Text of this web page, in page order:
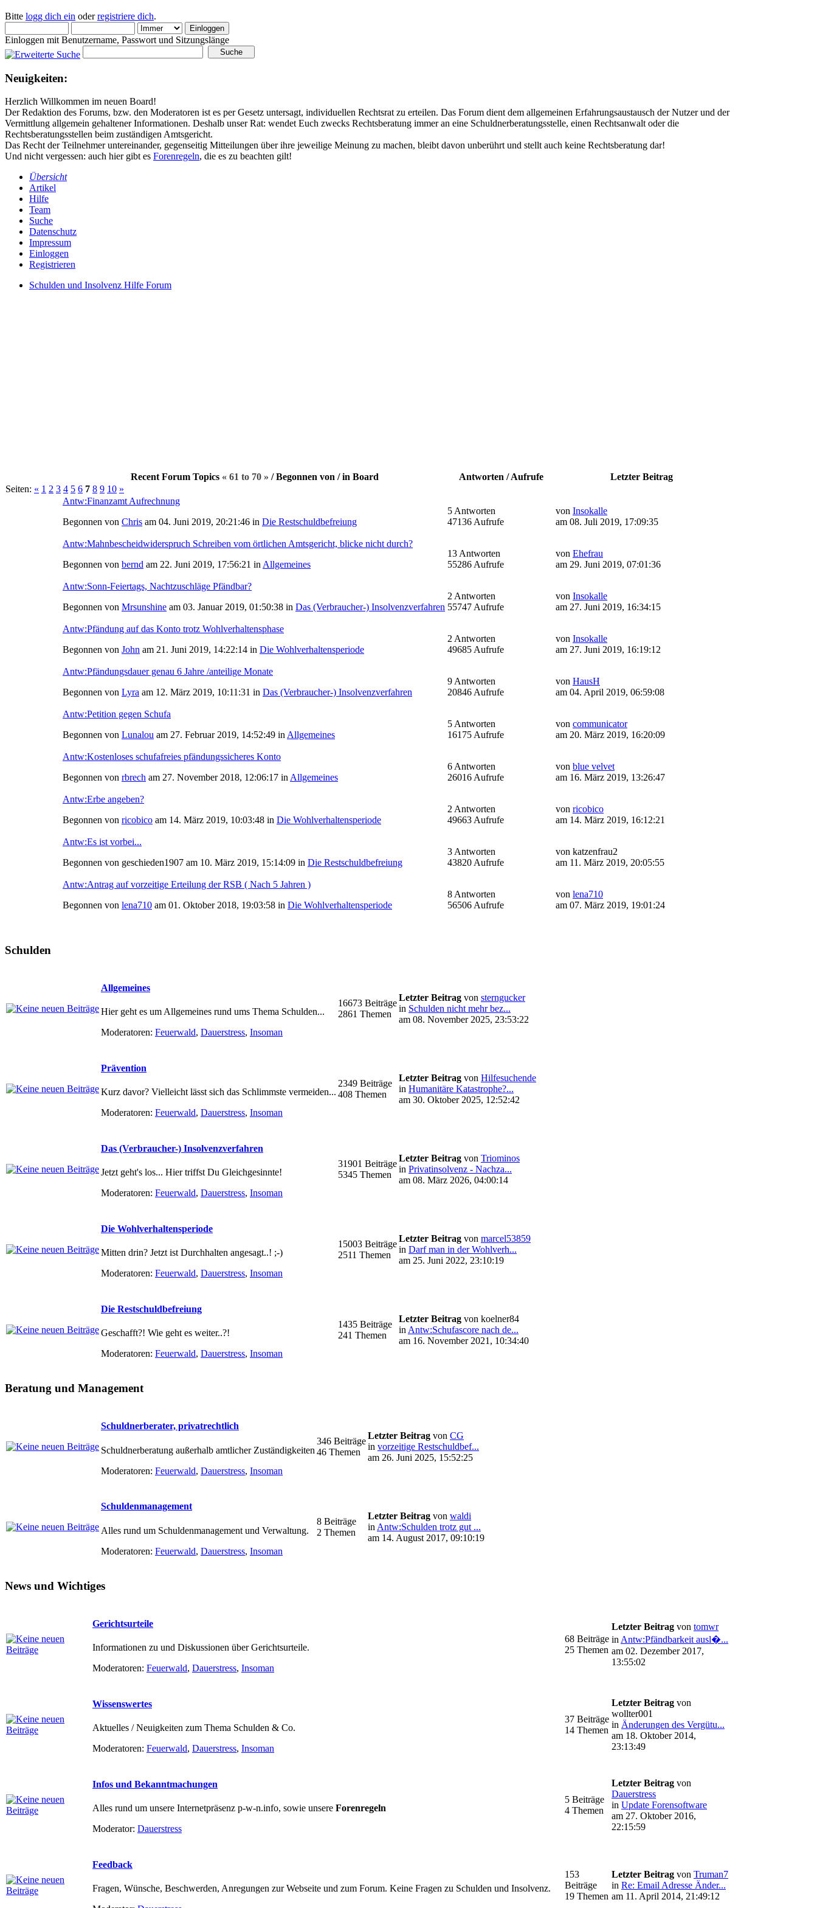
Bitte logg dich ein oderregistriere dich.
Einloggen mit Benutzername, Passwort und Sitzungslänge
Neuigkeiten:
Herzlich Willkommen im neuen Board!
Der Redaktion des Forums, bzw. den Moderatoren ist es per Gesetz untersagt, individuellen Rechtsrat zu erteilen. Das Forum dient dem allgemeinen Erfahrungsaustausch der Nutzer und der
Vermittlung allgemein gehaltener Informationen. Deshalb unser Rat: wendet Euch zwecks Rechtsberatung immer an eine Schuldnerberatungsstelle, einen Rechtsanwalt oder die
Rechtsberatungsstellen beim zuständigen Amtsgericht.
Das Recht der Teilnehmer untereinander, gegenseitig Mitteilungen über ihre jeweilige Meinung zu machen, bleibt davon unberührt und stellt auch keine Rechtsberatung dar!
Und nicht vergessen: auch hier gibt es Forenregeln, die es zu beachten gilt!
Übersicht
Artikel
Hilfe
Team
Suche
Datenschutz
Impressum
Einloggen
Registrieren
Schulden und Insolvenz Hilfe Forum
Recent Forum Topics « 61 to 70 » / Begonnen von / in Board Antworten / Aufrufe
Letzter Beitrag
Seiten: « 1 2 3 4 5 6 7 8 9 10 »
Antw:Finanzamt Aufrechnung
Begonnen von Chris am 04. Juni 2019, 20:21:46 in Die Restschuldbefreiung
5 Antworten
47136 Aufrufe
von Insokalle
am 08. Juli 2019, 17:09:35
Antw:Mahnbescheidwiderspruch Schreiben vom örtlichen Amtsgericht, blicke nicht durch?
Begonnen von bernd am 22. Juni 2019, 17:56:21 in Allgemeines
13 Antworten
55286 Aufrufe
von Ehefrau
am 29. Juni 2019, 07:01:36
Antw:Sonn-Feiertags, Nachtzuschläge Pfändbar?
Begonnen von Mrsunshine am 03. Januar 2019, 01:50:38 in Das (Verbraucher-) Insolvenzverfahren
2 Antworten
55747 Aufrufe
von Insokalle
am 27. Juni 2019, 16:34:15
Antw:Pfändung auf das Konto trotz Wohlverhaltensphase
Begonnen von John am 21. Juni 2019, 14:22:14 in Die Wohlverhaltensperiode
2 Antworten
49685 Aufrufe
von Insokalle
am 27. Juni 2019, 16:19:12
Antw:Pfändungsdauer genau 6 Jahre /anteilige Monate
Begonnen von Lyra am 12. März 2019, 10:11:31 in Das (Verbraucher-) Insolvenzverfahren
9 Antworten
20846 Aufrufe
von HausH
am 04. April 2019, 06:59:08
Antw:Petition gegen Schufa
Begonnen von Lunalou am 27. Februar 2019, 14:52:49 in Allgemeines
5 Antworten
16175 Aufrufe
von communicator
am 20. März 2019, 16:20:09
Antw:Kostenloses schufafreies pfändungssicheres Konto
Begonnen von rbrech am 27. November 2018, 12:06:17 in Allgemeines
6 Antworten
26016 Aufrufe
von blue velvet
am 16. März 2019, 13:26:47
Antw:Erbe angeben?
Begonnen von ricobico am 14. März 2019, 10:03:48 in Die Wohlverhaltensperiode
2 Antworten
49663 Aufrufe
von ricobico
am 14. März 2019, 16:12:21
Antw:Es ist vorbei...
Begonnen von geschieden1907 am 10. März 2019, 15:14:09 in Die Restschuldbefreiung
3 Antworten
43820 Aufrufe
von katzenfrau2
am 11. März 2019, 20:05:55
Antw:Antrag auf vorzeitige Erteilung der RSB ( Nach 5 Jahren )
Begonnen von lena710 am 01. Oktober 2018, 19:03:58 in Die Wohlverhaltensperiode
8 Antworten
56506 Aufrufe
von lena710
am 07. März 2019, 19:01:24
Schulden
Allgemeines
Hier geht es um Allgemeines rund ums Thema Schulden...
Moderatoren: Feuerwald, Dauerstress, Insoman
16673 Beiträge
2861 Themen
Letzter Beitrag von sterngucker
in Schulden nicht mehr bez...
am 08. November 2025, 23:53:22
Prävention
Kurz davor? Vielleicht lässt sich das Schlimmste vermeiden...
Moderatoren: Feuerwald, Dauerstress, Insoman
2349 Beiträge
408 Themen
Letzter Beitrag von Hilfesuchende
in Humanitäre Katastrophe?...
am 30. Oktober 2025, 12:52:42
Das (Verbraucher-) Insolvenzverfahren
Jetzt geht's los... Hier triffst Du Gleichgesinnte!
Moderatoren: Feuerwald, Dauerstress, Insoman
31901 Beiträge
5345 Themen
Letzter Beitrag von Triominos
in Privatinsolvenz - Nachza...
am 08. März 2026, 04:00:14
Die Wohlverhaltensperiode
Mitten drin? Jetzt ist Durchhalten angesagt..! ;-)
Moderatoren: Feuerwald, Dauerstress, Insoman
15003 Beiträge
2511 Themen
Letzter Beitrag von marcel53859
in Darf man in der Wohlverh...
am 25. Juni 2022, 23:10:19
Die Restschuldbefreiung
Geschafft?! Wie geht es weiter..?!
Moderatoren: Feuerwald, Dauerstress, Insoman
1435 Beiträge
241 Themen
Letzter Beitrag von koelner84
in Antw:Schufascore nach de...
am 16. November 2021, 10:34:40
Beratung und Management
Schuldnerberater, privatrechtlich
Schuldnerberatung außerhalb amtlicher Zuständigkeiten
Moderatoren: Feuerwald, Dauerstress, Insoman
346 Beiträge
46 Themen
Letzter Beitrag von CG
in vorzeitige Restschuldbef...
am 26. Juni 2025, 15:52:25
Schuldenmanagement
Alles rund um Schuldenmanagement und Verwaltung.
Moderatoren: Feuerwald, Dauerstress, Insoman
8 Beiträge
2 Themen
Letzter Beitrag von waldi
in Antw:Schulden trotz gut ...
am 14. August 2017, 09:10:19
News und Wichtiges
Gerichtsurteile
Informationen zu und Diskussionen über Gerichtsurteile.
Moderatoren: Feuerwald, Dauerstress, Insoman
68 Beiträge
25 Themen
Letzter Beitrag von tomwr
in Antw:Pfändbarkeit ausl�...
am 02. Dezember 2017,
13:55:02
Wissenswertes
Aktuelles / Neuigkeiten zum Thema Schulden & Co.
Moderatoren: Feuerwald, Dauerstress, Insoman
37 Beiträge
14 Themen
Letzter Beitrag von
wollter001
in Änderungen des Vergütu...
am 18. Oktober 2014,
23:13:49
Infos und Bekanntmachungen
Alles rund um unsere Internetpräsenz p-w-n.info, sowie unsere Forenregeln
Moderator: Dauerstress
5 Beiträge
4 Themen
Letzter Beitrag von
Dauerstress
in Update Forensoftware
am 27. Oktober 2016,
22:15:59
Feedback
Fragen, Wünsche, Beschwerden, Anregungen zur Webseite und zum Forum. Keine Fragen zu Schulden und Insolvenz.
153
Beiträge
19 Themen
Letzter Beitrag von Truman7
in Re: Email Adresse Änder...
am 11. April 2014, 21:49:12